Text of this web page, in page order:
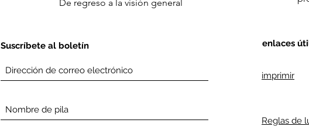
De regreso a la visión general
Suscríbete al boletín enlaces
imprimir
Reglas de